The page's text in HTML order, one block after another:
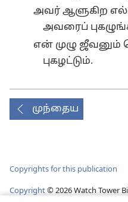
அவர் ஆளுகிற
அவரைப்
என் முழு
புகழட்டும்.
முந்தைய
Copyrights for this publication
Copyright© 2026Watch Tower